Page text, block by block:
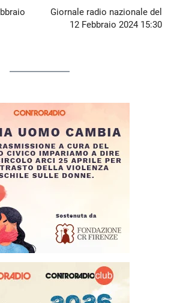
Giornale radio nazionale del
12 Febbraio 2024 15:30